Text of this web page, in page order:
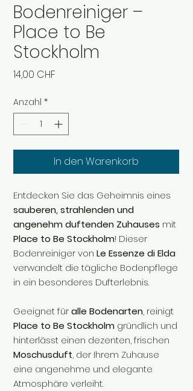
Bodenreiniger –
Place to Be
Stockholm
14,00 CHF
Anzahl *
In den Warenkorb
Entdecken Sie das Geheimnis eines
sauberen, strahlenden und
angenehm duftenden Zuhauses mit
Place to Be Stockholm! Dieser
Bodenreiniger von Le Essenze di Elda
verwandelt die tägliche Bodenpflege
in ein besonderes Dufterlebnis.
Geeignet füralle Bodenarten, reinigt
Place to Be Stockholm gründlich und
hinterlässt einen dezenten, frischen
Moschusduft, der Ihrem Zuhause
eine angenehme und elegante
Atmosphäre verleiht.